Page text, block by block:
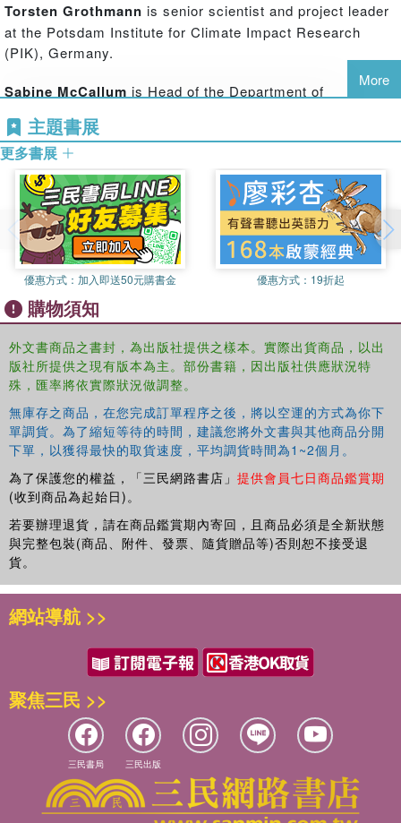
and academic attention within the last decade. Whereas
most books in the field focus on adaptation in developing
countries, this volume provides an examination of
predominantly European policy and offers inter-disciplinary
insight into cutting edge knowledge and lessons learnt in a
relatively new field of implementation.
Torsten Grothmann is senior scientist and project leader
at the Potsdam Institute for Climate Impact Research
(PIK), Germany.
Sabine McCallum is Head of the Department of
the Environment Agency Austria.
Inke Schauser
(The Federal Environment Agency), Germany
Rob Swart is coordinator of international climate change
adaptation research at Alterra, Wageningen University and
Research Centre, Netherlands.
More
主題書展
更多書展
優惠方式： 加入即送50元購書金 優惠方式： 19折起
購物須知
外文書商品之書封，為出版社提供之樣本。實際出貨商品，以出
版社所提供之現有版本為主。部份書籍，因出版社供應狀況特
殊，匯率將依實際狀況做調整。
無庫存之商品，在您完成訂單程序之後，將以空運的方式為你下
單調貨。為了縮短等待的時間，建議您將外文書與其他商品分開
下單，以獲得最快的取貨速度，平均調貨時間為1~2個月。
為了保護您的權益，「三民網路書店」 提供會員七日商品鑑賞期
(收到商品為起始日)。
若要辦理退貨，請在商品鑑賞期內寄回，且商品必須是全新狀態
與完整包裝(商品、附件、發票、隨貨贈品等)否則恕不接受退
貨。
網站導航 >>
聚焦三民 >>
三民書局 三民出版